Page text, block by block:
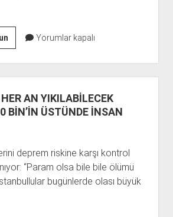
HAS:
“1993’TEN
ÖNCEKİ
BİNALARIN
TAMAMI
RİSKLİ.”
Yorumlar kapalı
AN YIKILABİLECEK
BİN’İN ÜSTÜNDE İNSAN
deprem riskine karşı kontrol
“Param olsa bile bile ölümü
bugünlerde olası büyük